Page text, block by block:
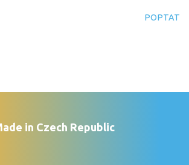
POPTAT
in Czech Republic